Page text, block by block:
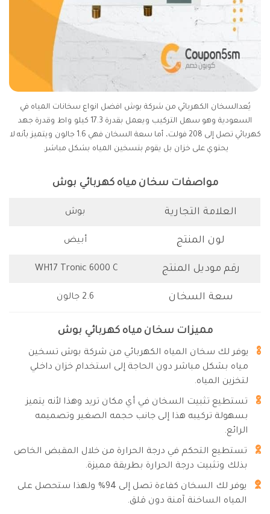
يُعدالسخان الكهربائي من شركة بوش افضل انواع سخانات المياه في
السعودية وهو سهل التركيب ويعمل بقدرة 17.3 كيلو واط وقدرة جهد
كهربائي تصل إلى 208 فولت، أما سعة السخان فهي 1.6 جالون ويتميز بأنه لا
يحتوي على خزان بل يقوم بتسخين المياه بشكل مباشر.
مواصفات سخان مياه كهربائي بوش
العلامة التجارية بوش
لون المنتج أبيض
رقم موديل المنتج ‎ WH17 Tronic 6000 C
سعة السخان 2.6 جالون
مميزات سخان مياه كهربائي بوش
يوفر لك سخان المياه الكهربائي من شركة بوش تسخين
مياه بشكل مباشر دون الحاجة إلى استخدام خزان داخلي
لتخزين المياه.
تستطيع تثبيت السخان في أي مكان تريد وهذا لأنه يتميز
بسهولة تركيبه هذا إلى جانب حجمه الصغير وتصميمه
الرائع.
تستطيع التحكم في درجة الحرارة من خلال المقبض الخاص
بذلك وتثبيت درجة الحرارة بطريقة مميزة.
يوفر لك السخان كفاءة تصل إلى 94% ولهذا ستحصل على
المياه الساخنة آمنة دون قلق.